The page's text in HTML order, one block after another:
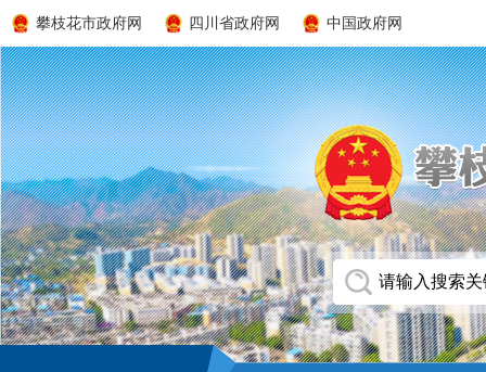
攀枝花市政府网 四川省政府网 中国政府网